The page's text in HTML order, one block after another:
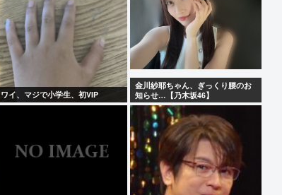
ワイ、マジで小学生、初VIP
金川紗耶ちゃん、ぎっくり腰のお
知らせ…【乃木坂46】